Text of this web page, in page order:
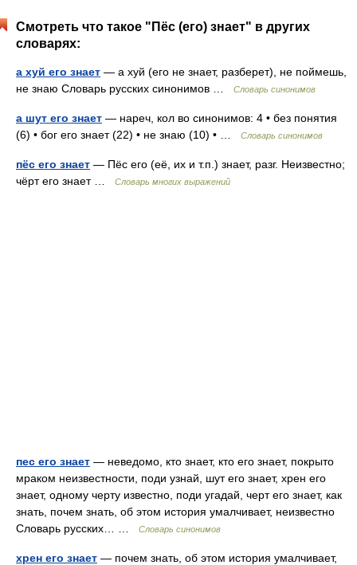
Смотреть что такое "Пёс (его) знает" в других
словарях:
а хуй его знает — а хуй (его не знает, разберет), не поймешь,
не знаю Словарь русских синонимов …
Словарь синонимов
а шут его знает — нареч, кол во синонимов: 4 • без понятия
(6) • бог его знает (22) • не знаю (10) • …
Словарь синонимов
пёс его знает — Пёс его (её, их и т.п.) знает, разг. Неизвестно;
чёрт его знает …
Словарь многих выражений
пес его знает — неведомо, кто знает, кто его знает, покрыто
мраком неизвестности, поди узнай, шут его знает, хрен его
знает, одному черту известно, поди угадай, черт его знает, как
знать, почем знать, об этом история умалчивает, неизвестно
Словарь русских… …
Словарь синонимов
хрен его знает — почем знать, об этом история умалчивает,